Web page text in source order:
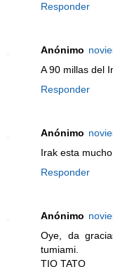
Responder
Anónimo
A 90 millas del
Responder
Anónimo
Irak esta
Responder
Anónimo
Oye, da
tumiami.
TIO TATO